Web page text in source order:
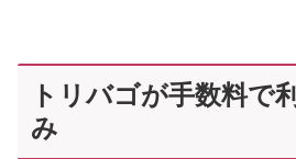
トリバゴが手数料で
み